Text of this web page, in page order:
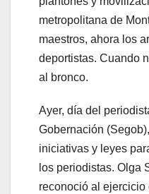
metropolitana de
maestros, ahora los
deportistas. Cuando
al bronco.
Ayer, día del
Gobernación
iniciativas y leyes
los periodistas. Olga
reconoció al